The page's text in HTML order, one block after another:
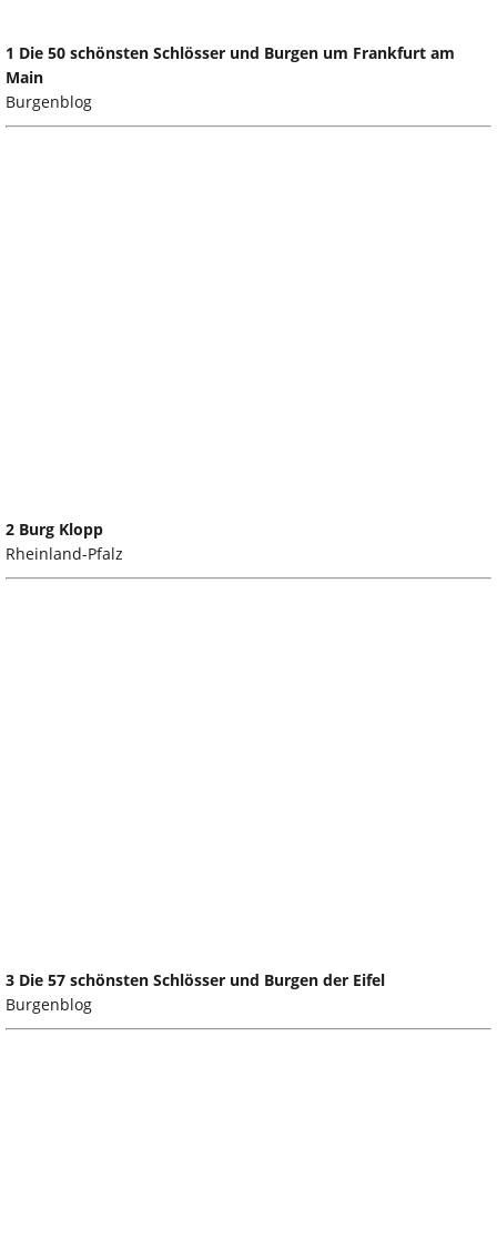
1 Die 50 schönsten Schlösser und Burgen um Frankfurt am
Main
Burgenblog
2 Burg Klopp
Rheinland-Pfalz
3 Die 57 schönsten Schlösser und Burgen der Eifel
Burgenblog